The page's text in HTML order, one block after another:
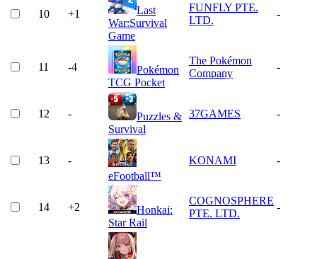
10 +1
Last
War:Survival
Game
FUNFLY PTE.
LTD.
-
11 -4
Pokémon
TCG Pocket
The Pokémon
Company
-
12 -
Puzzles &
Survival
37GAMES -
13
-
eFootball™
KONAMI -
14 +2
Honkai:
Star Rail
COGNOSPHERE
PTE. LTD.
-